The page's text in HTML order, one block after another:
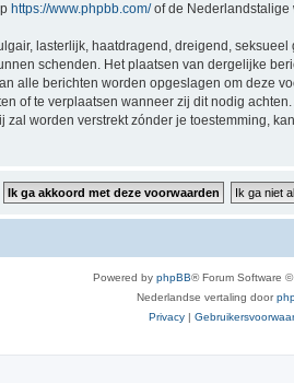
https://www.phpbb.com/of de Nederlandstalige
lasterlijk, haatdragend, dreigend,
schenden. Het plaatsen van dergelijke
alle berichten worden opgeslagen om deze
of te verplaatsen wanneer zij dit nodig
worden verstrekt zónder je toestemming,
Powered by phpBB® Forum Software
Nederlandse vertaling door
Privacy |